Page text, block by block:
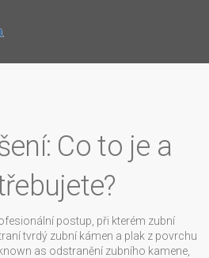
Co to je a
postup, při kterém zubní
tvrdý zubní kámen a plak z povrchu
as odstranění zubního kamene